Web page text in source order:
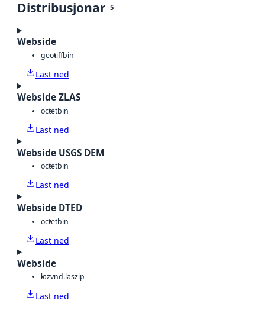
Distribusjonar 5
Webside
geotiffbin
Last ned
Webside ZLAS
octetbin
Last ned
Webside USGS DEM
octetbin
Last ned
Webside DTED
octetbin
Last ned
Webside
lazvnd.laszip
Last ned